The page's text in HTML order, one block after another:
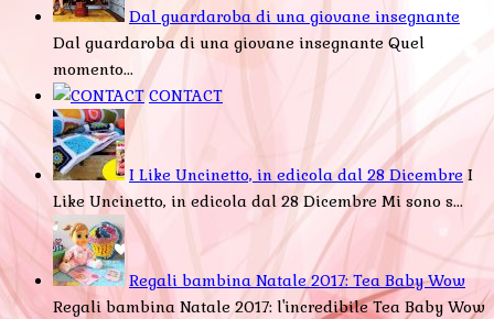
Dal guardaroba di una giovane insegnante
Dal guardaroba di una giovane insegnante Quel
momento...
CONTACT
I Like Uncinetto, in edicola dal 28 Dicembre I
Like Uncinetto, in edicola dal 28 Dicembre Mi sono s...
Regali bambina Natale 2017: Tea Baby Wow
Regali bambina Natale 2017: l'incredibile Tea Baby Wow